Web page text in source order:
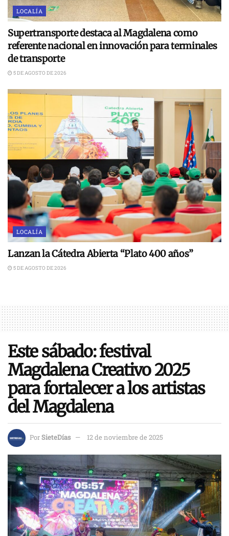
LOCALÍA
Supertransporte destaca al Magdalena como
referente nacional en innovación para terminales
de transporte
5 DE AGOSTO DE 2026
LOCALÍA
Lanzan la Cátedra Abierta “Plato 400 años”
5 DE AGOSTO DE 2026
Este sábado: festival
Magdalena Creativo 2025
para fortalecer a los artistas
del Magdalena
PorSieteDías 12 de noviembre de 2025